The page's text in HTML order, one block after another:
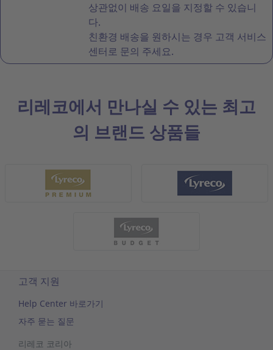
상관없이 배송 요일을 지정할 수 있습니
다.
친환경 배송을 원하시는 경우 고객 서비스
센터로 문의 주세요.
리레코에서 만나실 수 있는 최고
의 브랜드 상품들
고객 지원
Help Center 바로가기
자주 묻는 질문
리레코 코리아